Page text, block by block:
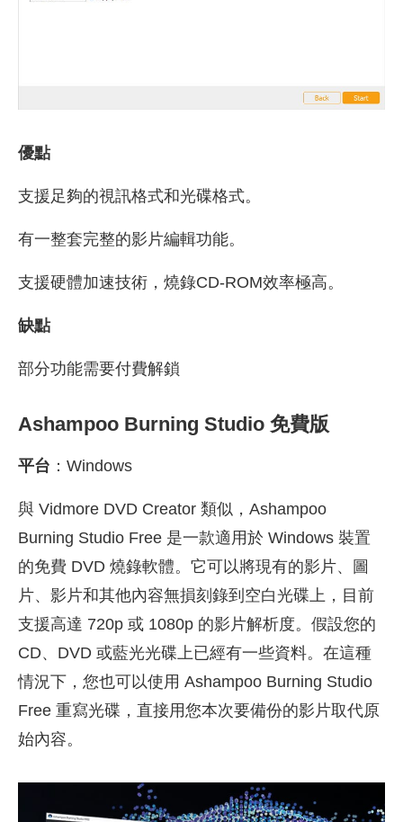
優點
支援足夠的視訊格式和光碟格式。
有一整套完整的影片編輯功能。
支援硬體加速技術，燒錄CD-ROM效率極高。
缺點
部分功能需要付費解鎖
Ashampoo Burning Studio 免費版
平台 ：Windows
與 Vidmore DVD Creator 類似，Ashampoo
Burning Studio Free 是一款適用於 Windows 裝置
的免費 DVD 燒錄軟體。它可以將現有的影片、圖
片、影片和其他內容無損刻錄到空白光碟上，目前
支援高達 720p 或 1080p 的影片解析度。假設您的
CD、DVD 或藍光光碟上已經有一些資料。在這種
情況下，您也可以使用 Ashampoo Burning Studio
Free 重寫光碟，直接用您本次要備份的影片取代原
始內容。